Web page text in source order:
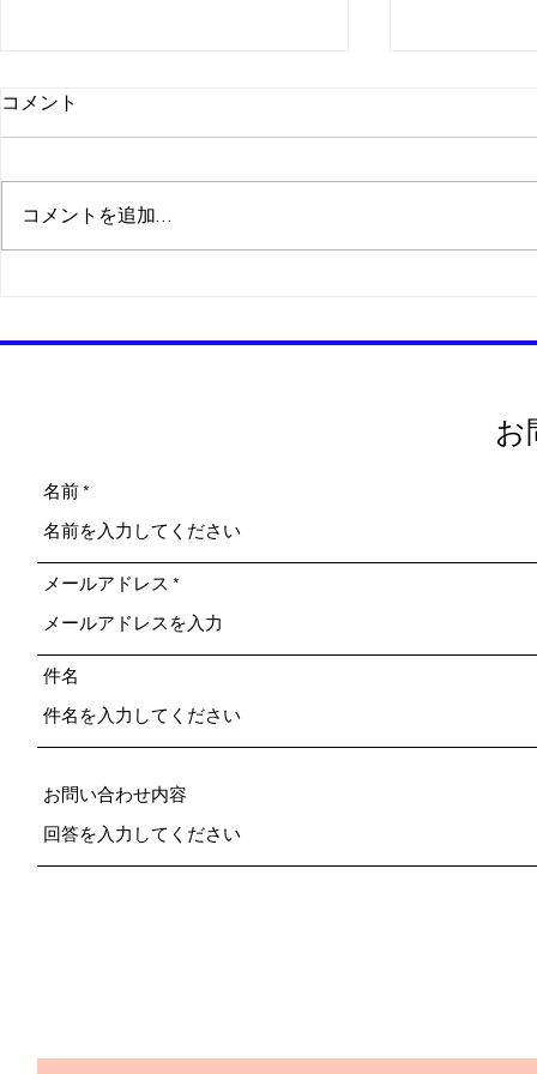
コメント
コメントを追加…
お
名前
メールアドレス
件名
お問い合わせ内容